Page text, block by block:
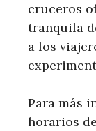
cruceros
tranquila
a los
Para más
horarios